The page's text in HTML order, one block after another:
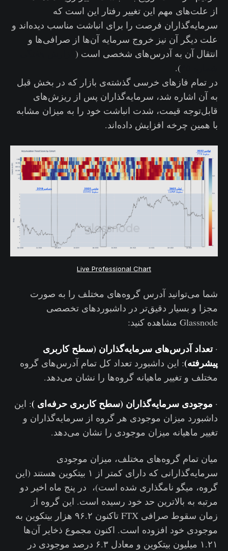
از علت‌های مهم این تغییر رفتار این است که
سرمایه‌گذاران فرصت را برای انباشت مناسب دید‌ه‌اند و
علت دیگر آن نیز خروج سرمایه آن‌ها از صرافی‌ها و
انتقال آن به آدرس‌های شخصی است (
).
در تمام فازهای خرسی گذشته‌‌ی بازار که در بخش قبل
به آن اشاره شد، سرمایه‌گذاران پس از ریزش‌های
قابل‌توجه قیمت، شدت انباشت خود را به میزان مشابه
با همین چرخه افزایش داده‌اند.
Live Professional Chart
شما می‌توانید آدرس گروه‌های مختلف را به صورت
مجزا و بسیار دقیق‌تر در داشبوردهای تخصصی
Glassnode مشاهده کنید:
·تعداد آدرس‌های سرمایه‌گذاران (سطح کاربری
پیشرفته): این داشبورد تعداد کل تمام آدرس‌های گروه
مختلف و تغییر ماهیانه گروه‌ها را نشان می‌دهد.
· موجودی سرمایه‌گذاران (سطح کاربری حرفه‌ای ): این
داشبورد میزان موجودی هر گروه از سرمایه‌گذاران و
تغییر ماهیانه میزان موجودی را نشان می‌دهد.
میان تمام گروه‌های مختلف، میزان موجودی
سرمایه‌گذارانی که دارای کمتر از ۱ بیتکوین هستند (این
گروه، میگو نامگذاری شده است)، در پنج ماه اخیر دو
مرتبه به بالاترین حد خود رسیده است. این گروه از
زمان سقوط صرافی FTX تاکنون ۹۶.۲ هزار بیتکوین به
موجودی خود افزوده است. اکنون مجموع ذخایر آن‌ها
۱.۲۱ میلیون بیتکوین و معادل ۶.۳ درصد موجودی در